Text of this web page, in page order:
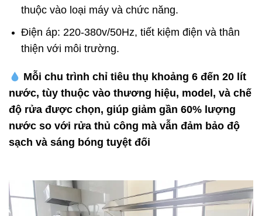
thuộc vào loại máy và chức năng.
Điện áp: 220-380v/50Hz, tiết kiệm điện và thân
thiện với môi trường.
Mỗi chu trình chỉ tiêu thụ khoảng 6 đến 20 lít
nước, tùy thuộc vào thương hiệu, model, và chế
độ rửa được chọn, giúp giảm gần 60% lượng
nước so với rửa thủ công mà vẫn đảm bảo độ
sạch và sáng bóng tuyệt đối